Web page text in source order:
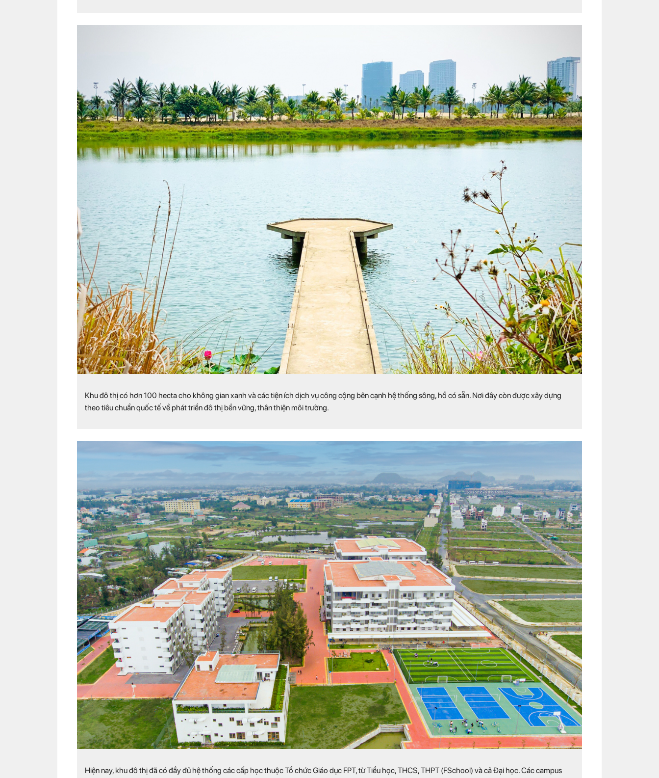
Khu đô thị có hơn 100 hecta cho không gian xanh và các tiện ích dịch vụ công cộng bên cạnh hệ thống sông, hồ có sẵn. Nơi đây còn được xây dựng
theo tiêu chuẩn quốc tế về phát triển đô thị bền vững, thân thiện môi trường.
Hiện nay, khu đô thị đã có đầy đủ hệ thống các cấp học thuộc Tổ chức Giáo dục FPT, từ Tiểu học, THCS, THPT (FSchool) và cả Đại học. Các campus